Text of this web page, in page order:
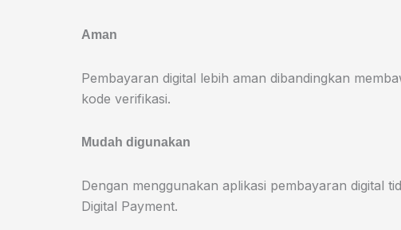
Aman
Pembayaran digital lebih aman dibandingkan
kode verifikasi.
Mudah digunakan
Dengan menggunakan aplikasi pembayaran digital
Digital Payment.